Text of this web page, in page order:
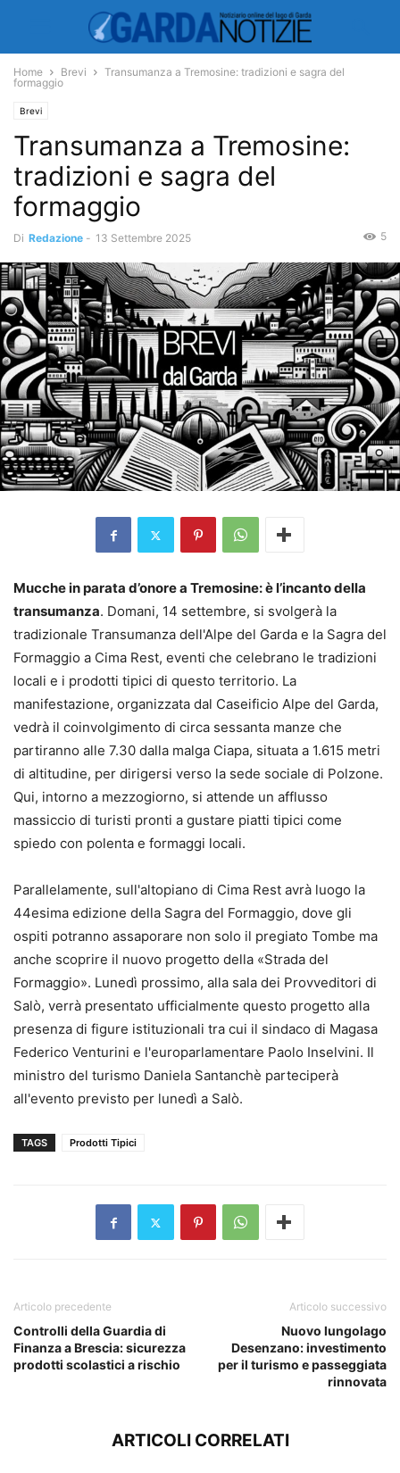
Home Brevi
Transumanza a Tremosine: tradizioni e sagra del
formaggio
Brevi
Transumanza a Tremosine:
tradizioni e sagra del
formaggio
Di Redazione - 13 Settembre 2025 5
Mucche in parata d’onore a Tremosine: è l’incanto della
transumanza. Domani, 14 settembre, si svolgerà la
tradizionale Transumanza dell'Alpe del Garda e la Sagra del
Formaggio a Cima Rest, eventi che celebrano le tradizioni
locali e i prodotti tipici di questo territorio. La
manifestazione, organizzata dal Caseificio Alpe del Garda,
vedrà il coinvolgimento di circa sessanta manze che
partiranno alle 7.30 dalla malga Ciapa, situata a 1.615 metri
di altitudine, per dirigersi verso la sede sociale di Polzone.
Qui, intorno a mezzogiorno, si attende un afflusso
massiccio di turisti pronti a gustare piatti tipici come
spiedo con polenta e formaggi locali.
Parallelamente, sull'altopiano di Cima Rest avrà luogo la
44esima edizione della Sagra del Formaggio, dove gli
ospiti potranno assaporare non solo il pregiato Tombe ma
anche scoprire il nuovo progetto della «Strada del
Formaggio». Lunedì prossimo, alla sala dei Provveditori di
Salò, verrà presentato ufficialmente questo progetto alla
presenza di figure istituzionali tra cui il sindaco di Magasa
Federico Venturini e l'europarlamentare Paolo Inselvini. Il
ministro del turismo Daniela Santanchè parteciperà
all'evento previsto per lunedì a Salò.
TAGS Prodotti Tipici
Articolo precedente
Controlli della Guardia di
Finanza a Brescia: sicurezza
prodotti scolastici a rischio
Articolo successivo
Nuovo lungolago
Desenzano: investimento
per il turismo e passeggiata
rinnovata
ARTICOLI CORRELATI